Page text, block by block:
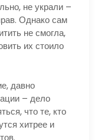
не украли –
Однако сам
не смогла,
их стоило
давно
– дело
что те, кто
хитрее и